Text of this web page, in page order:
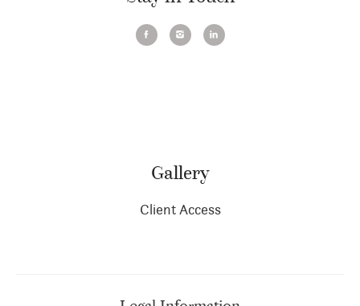
Gallery
Client Access